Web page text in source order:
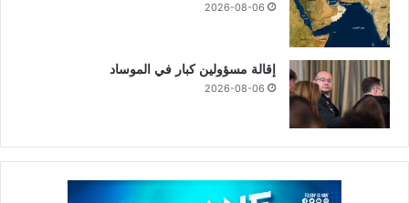
2026-08-06
إقالة مسؤولين كبار في الموساد
2026-08-06